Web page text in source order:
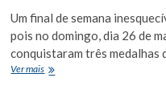
Um final de semana
pois no domingo, dia 26 de
conquistaram três medalhas
Ver maisMaratonista